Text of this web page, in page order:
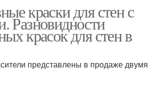
краски для стен с
Разновидности
красок для стен в
представлены в продаже двумя